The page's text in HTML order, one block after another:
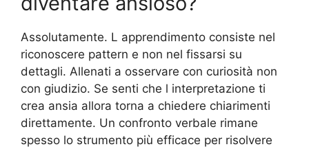
Assolutamente. L apprendimento consiste nel
riconoscere pattern e non nel fissarsi su
dettagli. Allenati a osservare con curiosità non
con giudizio. Se senti che l interpretazione ti
crea ansia allora torna a chiedere chiarimenti
direttamente. Un confronto verbale rimane
spesso lo strumento più efficace per risolvere